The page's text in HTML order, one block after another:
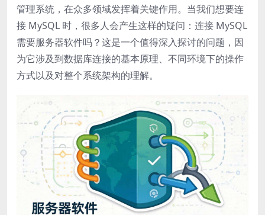
管理系统，在众多领域发挥着关键作用。当我们想要连
接 MySQL 时，很多人会产生这样的疑问：连接 MySQL
需要服务器软件吗？这是一个值得深入探讨的问题，因
为它涉及到数据库连接的基本原理、不同环境下的操作
方式以及对整个系统架构的理解。